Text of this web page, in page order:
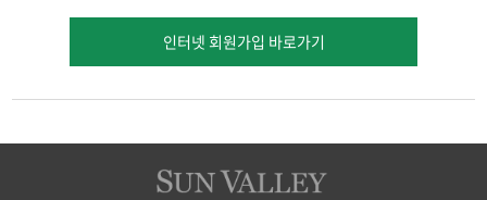
인터넷 회원가입 바로가기